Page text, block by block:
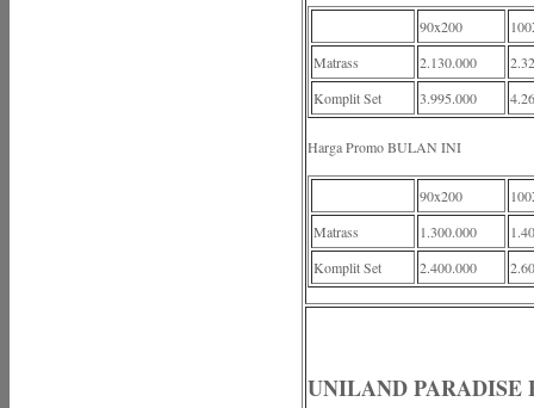
90x200
Matrass
2.130.000
Komplit Set
3.995.000
Harga Promo BULAN INI
90x200
Matrass
1.300.000
Komplit Set
2.400.000
UNILAND PARADISE